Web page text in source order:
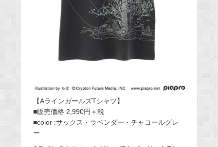
【AラインガールズTシャツ】
■販売価格 2,990円＋税
■color :サックス・ラベンダー・チャコールグレ
ー